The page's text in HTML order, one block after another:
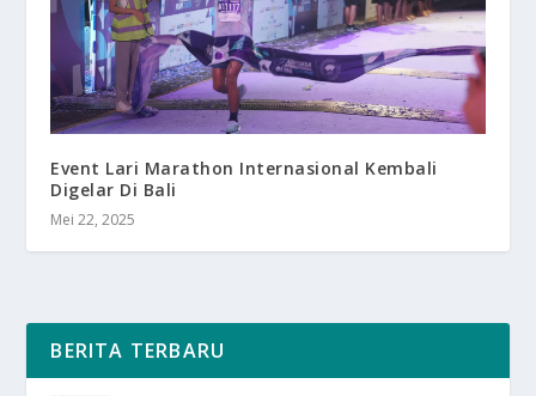
Event Lari Marathon Internasional Kembali
Digelar Di Bali
Mei 22, 2025
BERITA TERBARU